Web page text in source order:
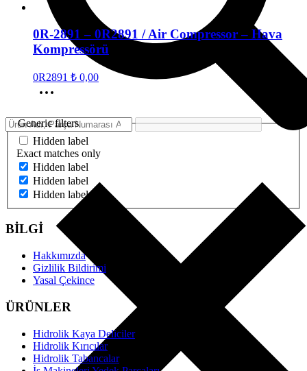
0R-2891 – 0R2891 / Air Compressor – Hava
Kompressörü
0R2891 ₺ 0,00
Generic filters
Hidden label
Exact matches only
Hidden label
Hidden label
Hidden label
BİLGİ
Hakkımızda
Gizlilik Bildirimi
Yasal Çekince
ÜRÜNLER
Hidrolik Kaya Deliciler
Hidrolik Kırıcılar
Hidrolik Tabancalar